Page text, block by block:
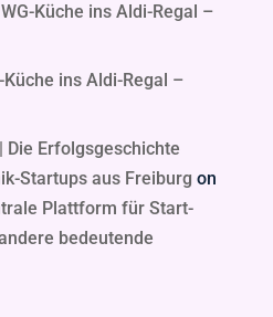
Küche ins Aldi-Regal –
Küche ins Aldi-Regal –
Erfolgsgeschichte
Startups aus Freiburg on
Plattform für Start-
bedeutende